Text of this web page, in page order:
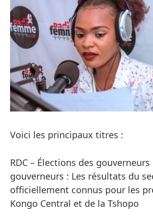
Voici les principaux titres :
RDC – Élections des gouverneurs
gouverneurs : Les résultats du
officiellement connus pour les
Kongo Central et de la Tshopo